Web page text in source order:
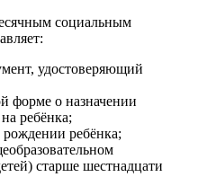
социальным
удостоверяющий
форме о назначении
ребёнка;
рождении ребёнка;
старше шестнадцати